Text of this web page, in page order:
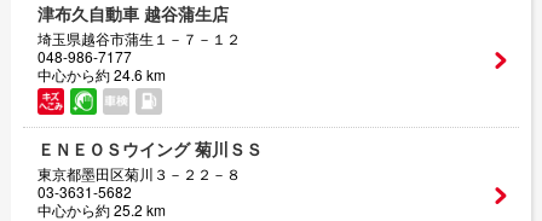
津布久自動車 越谷蒲生店
埼玉県越谷市蒲生１－７－１２
048-986-7177
中心から約 24.6 km
ＥＮＥＯＳウイング 菊川ＳＳ
東京都墨田区菊川３－２２－８
03-3631-5682
中心から約 25.2 km